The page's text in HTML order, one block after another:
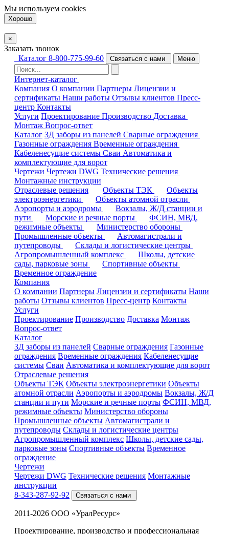
Мы используем cookies
Хорошо
×
Заказать звонок
Каталог 8-800-775-99-60 Связаться с нами Меню
Интернет-каталог
Компания О компании Партнеры Лицензии и
сертификаты Наши работы Отзывы клиентов Пресс-
центр Контакты
Услуги Проектирование Производство Доставка
Монтаж Вопрос-ответ
Каталог 3Д заборы из панелей Сварные ограждения
Газонные ограждения Временные ограждения
Кабеленесущие системы Cваи Автоматика и
комплектующие для ворот
Чертежи Чертежи DWG Технические решения
Монтажные инструкции
Отраслевые решения
Объекты ТЭК
Объекты
электроэнергетики
Объекты атомной отрасли
Аэропорты и аэродромы
Вокзалы, Ж/Д станции и
пути
Морские и речные порты
ФСИН, МВД,
режимные объекты
Министерство обороны
Промышленные объекты
Автомагистрали и
путепроводы
Склады и логистические центры
Агропромышленный комплекс
Школы, детские
сады, парковые зоны
Спортивные объекты
Временное ограждение
Компания
О компании Партнеры Лицензии и сертификаты Наши
работы Отзывы клиентов Пресс-центр Контакты
Услуги
Проектирование Производство Доставка Монтаж
Вопрос-ответ
Каталог
3Д заборы из панелей Сварные ограждения Газонные
ограждения Временные ограждения Кабеленесущие
системы Cваи Автоматика и комплектующие для ворот
Отраслевые решения
Объекты ТЭК Объекты электроэнергетики Объекты
атомной отрасли Аэропорты и аэродромы Вокзалы, Ж/Д
станции и пути Морские и речные порты ФСИН, МВД,
режимные объекты Министерство обороны
Промышленные объекты Автомагистрали и
путепроводы Склады и логистические центры
Агропромышленный комплекс Школы, детские сады,
парковые зоны Спортивные объекты Временное
ограждение
Чертежи
Чертежи DWG Технические решения Монтажные
инструкции
8-343-287-92-92
Связаться с нами
2011-2026 ООО «УралРесурс»
Проектирование, производство и профессиональная